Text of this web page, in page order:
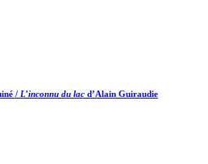
/ L’inconnu du lac d’Alain Guiraudie